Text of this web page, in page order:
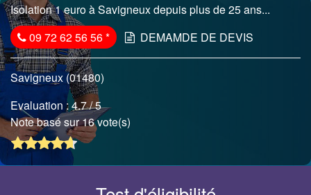
Isolation 1 euro à Savigneux depuis plus de 25 ans...
09 72 62 56 56* DEMAMDE DE DEVIS
Savigneux (01480)
Evaluation :4.7/ 5
Note basé sur 16 vote(s)